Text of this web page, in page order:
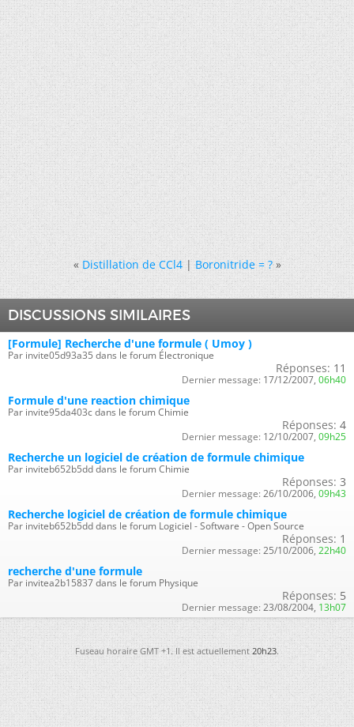
« Distillation de CCl4|Boronitride = ? »
DISCUSSIONS SIMILAIRES
[Formule] Recherche d'une formule ( Umoy )
Par invite05d93a35 dans le forum Électronique
Réponses: 11
Dernier message: 17/12/2007, 06h40
Formule d'une reaction chimique
Par invite95da403c dans le forum Chimie
Réponses: 4
Dernier message: 12/10/2007, 09h25
Recherche un logiciel de création de formule chimique
Par inviteb652b5dd dans le forum Chimie
Réponses: 3
Dernier message: 26/10/2006, 09h43
Recherche logiciel de création de formule chimique
Par inviteb652b5dd dans le forum Logiciel - Software - Open Source
Réponses: 1
Dernier message: 25/10/2006, 22h40
recherche d'une formule
Par invitea2b15837 dans le forum Physique
Réponses: 5
Dernier message: 23/08/2004, 13h07
Fuseau horaire GMT +1. Il est actuellement20h23.